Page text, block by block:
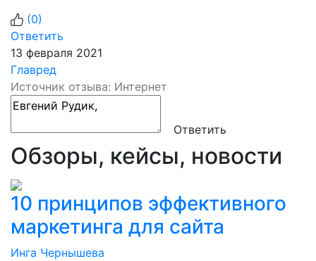
(0)
Ответить
13 февраля 2021
Главред
Источник отзыва: Интернет
Ответить
Обзоры, кейсы, новости
10 принципов эффективного
маркетинга для сайта
Инга Чернышева